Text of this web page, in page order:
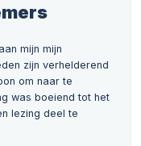
mijn mijn
zijn verhelderend
om naar te
was boeiend tot het
lezing deel te